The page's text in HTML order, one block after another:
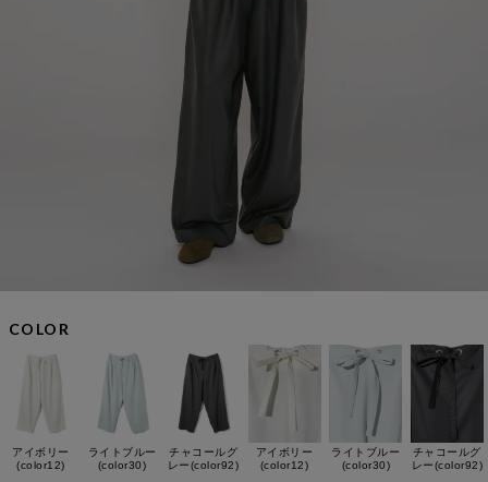
COLOR
アイボリー
(color12)
ライトブルー
(color30)
チャコールグ
レー(color92)
アイボリー
(color12)
ライトブルー
(color30)
チャコールグ
レー(color92)